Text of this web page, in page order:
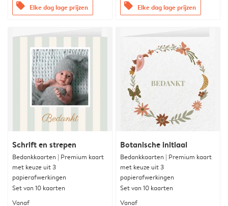
offers Elke dag lage prijzen offers Elke dag lage prijzen
Schrift en strepen
Bedankkaarten | Premium kaart
met keuze uit 3
papierafwerkingen
Set van 10 kaarten
Vanaf
Botanische initiaal
Bedankkaarten | Premium kaart
met keuze uit 3
papierafwerkingen
Set van 10 kaarten
Vanaf